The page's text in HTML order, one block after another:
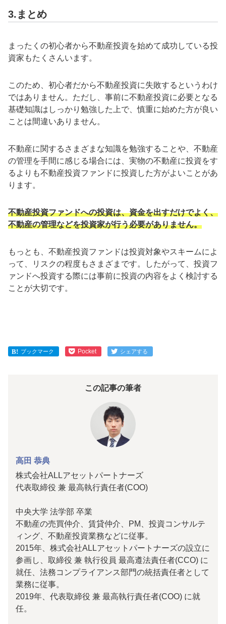
3.まとめ
まったくの初心者から不動産投資を始めて成功している投
資家もたくさんいます。
このため、初心者だから不動産投資に失敗するというわけ
ではありません。ただし、事前に不動産投資に必要となる
基礎知識はしっかり勉強した上で、慎重に始めた方が良い
ことは間違いありません。
不動産に関するさまざまな知識を勉強することや、不動産
の管理を手間に感じる場合には、実物の不動産に投資をす
るよりも不動産投資ファンドに投資した方がよいことがあ
ります。
不動産投資ファンドへの投資は、資金を出すだけでよく、
不動産の管理などを投資家が行う必要がありません。
もっとも、不動産投資ファンドは投資対象やスキームによ
って、リスクの程度もさまざまです。したがって、投資フ
ァンドへ投資する際には事前に投資の内容をよく検討する
ことが大切です。
ブックマーク Pocket シェアする
この記事の筆者
高田 恭典
株式会社ALLアセットパートナーズ
代表取締役 兼 最高執行責任者(COO)
中央大学 法学部 卒業
不動産の売買仲介、賃貸仲介、PM、投資コンサルテ
ィング、不動産投資業務などに従事。
2015年、株式会社ALLアセットパートナーズの設立に
参画し、取締役 兼 執行役員 最高遵法責任者(CCO) に
就任、法務コンプライアンス部門の統括責任者として
業務に従事。
2019年、代表取締役 兼 最高執行責任者(COO) に就
任。